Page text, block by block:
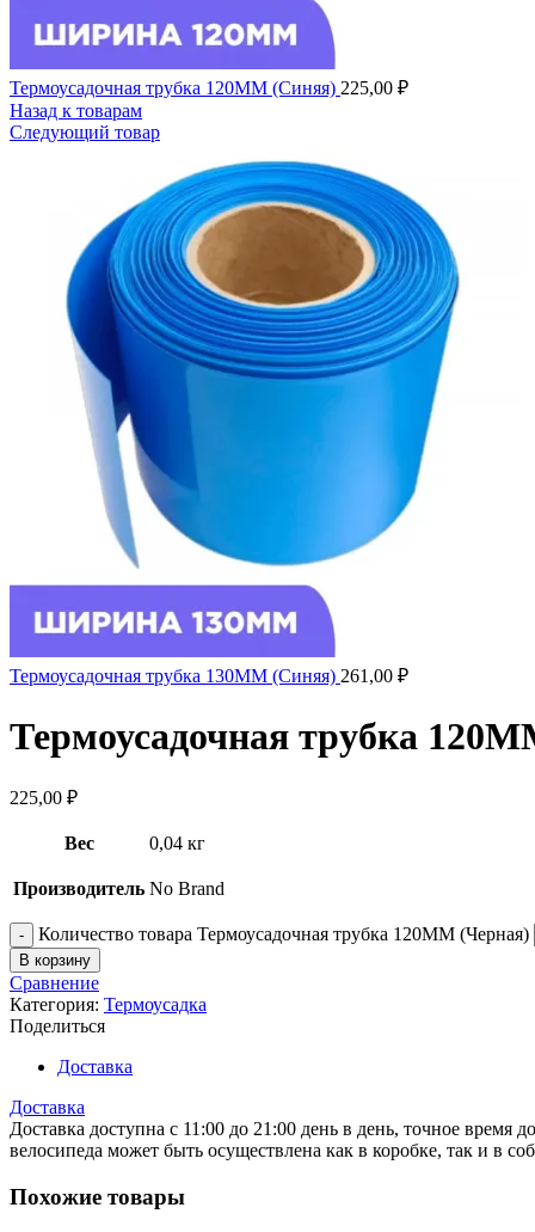
Термоусадочная трубка 120ММ (Синяя) 225,00 ₽
Назад к товарам
Следующий товар
Термоусадочная трубка 130ММ (Синяя) 261,00 ₽
Термоусадочная трубка
225,00 ₽
Вес 0,04 кг
Производитель No Brand
Количество товара Термоусадочная трубка 120ММ (Черная)
В корзину
Сравнение
Категория: Термоусадка
Поделиться
Доставка
Доставка
Доставка доступна с 11:00 до 21:00 день в день, точное время
велосипеда может быть осуществлена как в коробке, так и в
Похожие товары